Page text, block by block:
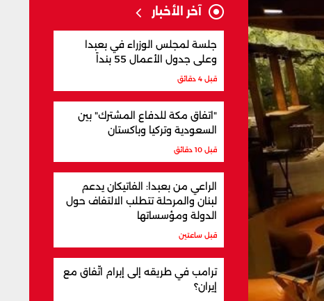
آخر الأخبار
جلسة لمجلس الوزراء في بعبدا
وعلى جدول الأعمال 55 بنداً
قبل 4 دقائق
"اتفاق مكة للدفاع المشترك" بين
السعودية وتركيا وباكستان
قبل 10 دقائق
الراعي من بعبدا: الفاتيكان يدعم
لبنان والمرحلة تتطلب الالتفاف حول
الدولة ومؤسساتها
قبل ساعتين
ترامب في طريقه إلى إبرام اتّفاق مع
إيران؟